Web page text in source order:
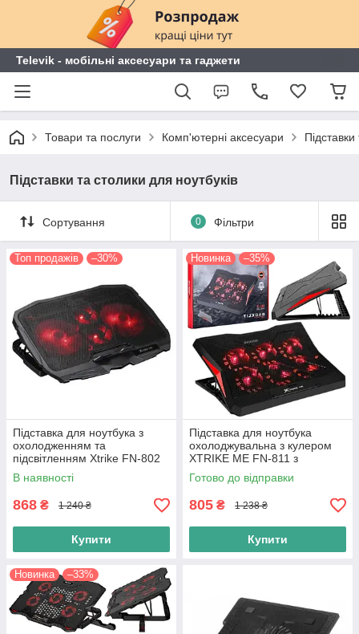
Televik - мобільні аксесуари та гаджети
Товари та послуги Комп'ютерні аксесуари
Підставки та столики для ноутбуків
Сортування 0 Фільтри
Топ продажів –30%
Підставка для ноутбука з
охолодженням та
підсвітленням Xtrike FN-802
Cooling Fan 2USB,
регулювання кута
В наявності
868 ₴ 1 240 ₴
Купити
Новинка –35%
Підставка для ноутбука
охолоджувальна з кулером
XTRIKE ME FN-811 з
регулюванням кута нахилу,
чорний
Готово до відправки
805 ₴ 1 238 ₴
Купити
Новинка –33%